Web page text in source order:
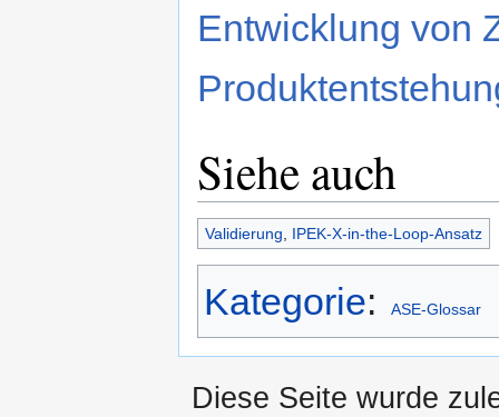
Entwicklung von
Siehe auch
Validierung, IPEK-X-in-the-Loop-Ansatz
Kategorie: ASE-Glossar
Diese Seite wurde